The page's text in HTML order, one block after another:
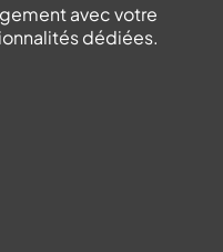
avec votre
dédiées.